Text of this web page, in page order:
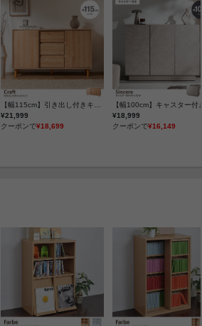
【幅115cm】引き出し付きキャビネット
¥21,999
クーポンで¥18,699
¥18,999
クーポンで¥16,149